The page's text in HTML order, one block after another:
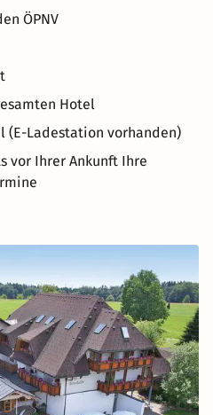
ÖPNV
Hotel
(E-Ladestation vorhanden)
vor Ihrer Ankunft Ihre